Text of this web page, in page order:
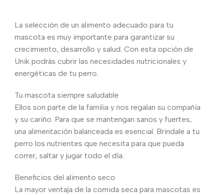
La selección de un alimento adecuado para tu
mascota es muy importante para garantizar su
crecimiento, desarrollo y salud. Con esta opción de
Unik podrás cubrir las necesidades nutricionales y
energéticas de tu perro.
Tu mascota siempre saludable
Ellos son parte de la familia y nos regalan su compañía
y su cariño. Para que se mantengan sanos y fuertes,
una alimentación balanceada es esencial. Brindale a tu
perro los nutrientes que necesita para que pueda
correr, saltar y jugar todo el día.
Beneficios del alimento seco
La mayor ventaja de la comida seca para mascotas es